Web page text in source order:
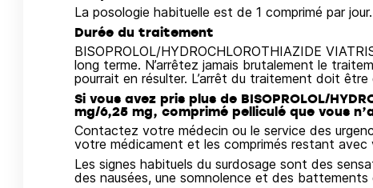
La posologie habituelle est de 1 comprimé par jour.
Durée du traitement
BISOPROLOL/HYDROCHLOROTHIAZIDE
long terme. N’arrêtez jamais brutalement le
pourrait en résulter. L’arrêt du traitement doit
Si vous avez pris plus de BISOPROLOL/
mg/6,25 mg, comprimé pelliculé que vous
Contactez votre médecin ou le service des
votre médicament et les comprimés restant avec
Les signes habituels du surdosage sont des
des nausées, une somnolence et des battements